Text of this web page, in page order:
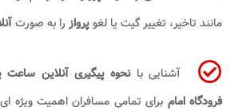
مانند تاخیر، تغییر گیت یا لغوپروازرا به صورت
آشنایی بانحوه پیگیری آنلاین
فرودگاه امام برای تمامی مسافران اهمیت ویژه